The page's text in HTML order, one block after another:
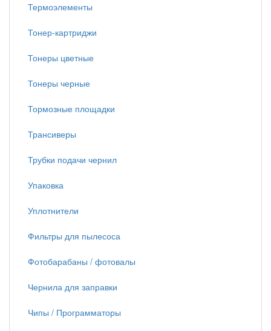
Термоэлементы
Тонер-картриджи
Тонеры цветные
Тонеры черные
Тормозные площадки
Трансиверы
Трубки подачи чернил
Упаковка
Уплотнители
Фильтры для пылесоса
Фотобарабаны / фотовалы
Чернила для заправки
Чипы / Программаторы